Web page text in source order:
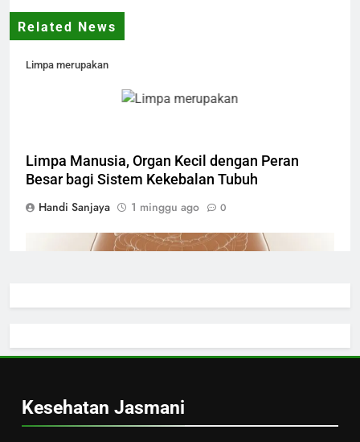
Related News
Limpa merupakan
Limpa Manusia, Organ Kecil dengan Peran
Besar bagi Sistem Kekebalan Tubuh
Handi Sanjaya
1 minggu ago 0
kandung kemih manusia
Urine yang Menjaga Sistem Ekskresi Tubuh
Kesehatan Jasmani